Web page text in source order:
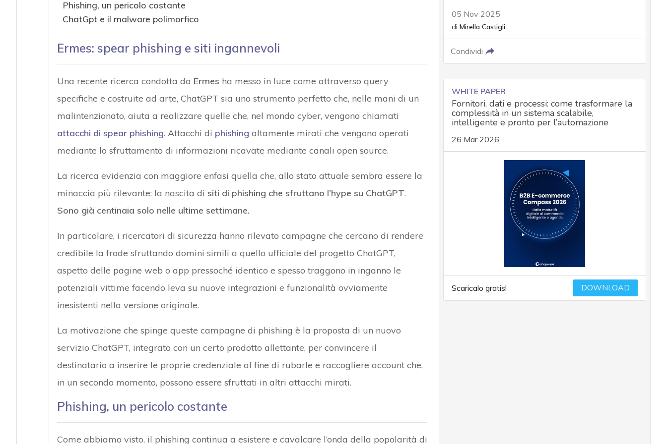
Phishing, un pericolo costante
ChatGpt e il malware polimorfico
Ermes: spear phishing e siti ingannevoli
Una recente ricerca condotta da Ermes ha messo in luce come attraverso query
specifiche e costruite ad arte, ChatGPT sia uno strumento perfetto che, nelle mani di un
malintenzionato, aiuta a realizzare quelle che, nel mondo cyber, vengono chiamati
attacchi di spear phishing. Attacchi di phishing altamente mirati che vengono operati
mediante lo sfruttamento di informazioni ricavate mediante canali open source.
La ricerca evidenzia con maggiore enfasi quella che, allo stato attuale sembra essere la
minaccia più rilevante: la nascita di siti di phishing che sfruttano l’hype su ChatGPT.
Sono già centinaia solo nelle ultime settimane.
In particolare, i ricercatori di sicurezza hanno rilevato campagne che cercano di rendere
credibile la frode sfruttando domini simili a quello ufficiale del progetto ChatGPT,
aspetto delle pagine web o app pressoché identico e spesso traggono in inganno le
potenziali vittime facendo leva su nuove integrazioni e funzionalità ovviamente
inesistenti nella versione originale.
La motivazione che spinge queste campagne di phishing è la proposta di un nuovo
servizio ChatGPT, integrato con un certo prodotto allettante, per convincere il
destinatario a inserire le proprie credenziale al fine di rubarle e raccogliere account che,
in un secondo momento, possono essere sfruttati in altri attacchi mirati.
Phishing, un pericolo costante
Come abbiamo visto, il phishing continua a esistere e cavalcare l’onda della popolarità di
05 Nov 2025
di Mirella Castigli
Condividi
WHITE PAPER
Fornitori, dati e processi: come trasformare la
complessità in un sistema scalabile,
intelligente e pronto per l’automazione
26 Mar 2026
Scaricalo gratis! DOWNLOAD